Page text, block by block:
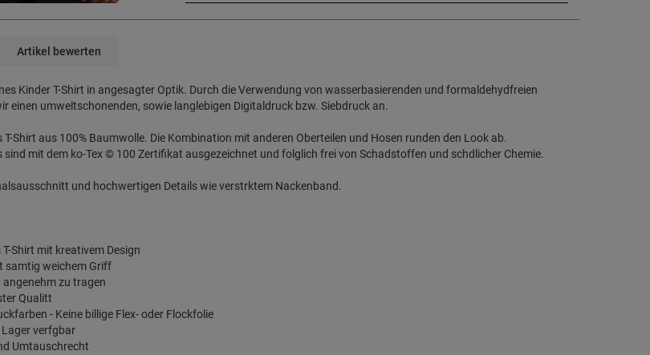
Artikel bewerten
Kinder T-Shirt in angesagter Optik. Durch die Verwendung von wasserbasierenden und formaldehydfreien
einen umweltschonenden, sowie langlebigen Digitaldruck bzw. Siebdruck an.
T-Shirt aus 100% Baumwolle. Die Kombination mit anderen Oberteilen und Hosen runden den Look ab.
sind mit dem ko-Tex © 100 Zertifikat ausgezeichnet und folglich frei von Schadstoffen und schdlicher Chemie.
und hochwertigen Details wie verstrktem Nackenband.
T-Shirt mit kreativem Design
samtig weichem Griff
zu tragen
Qualitt
- Keine billige Flex- oder Flockfolie
verfgbar
Umtauschrecht